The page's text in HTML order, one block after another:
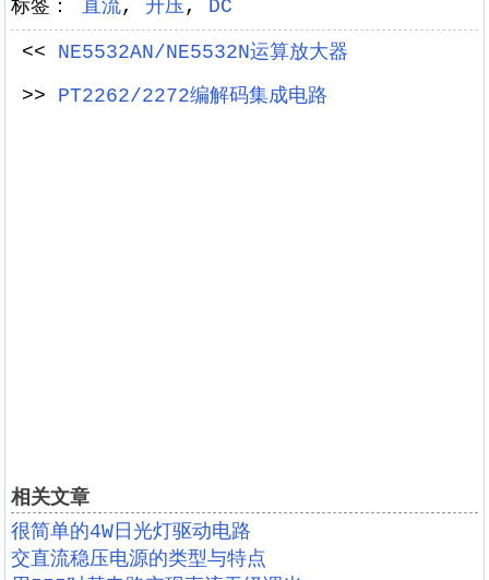
标签： 直流, 升压, DC
<< NE5532AN/NE5532N运算放大器
>> PT2262/2272编解码集成电路
相关文章
很简单的4W日光灯驱动电路
交直流稳压电源的类型与特点